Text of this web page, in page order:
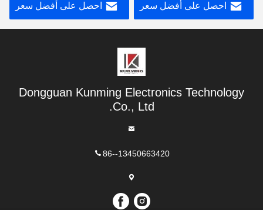
احصل على أفضل سعر
احصل على أفضل سعر
Dongguan Kunming Electronics Technology
Co., Ltd.
86--13450663420